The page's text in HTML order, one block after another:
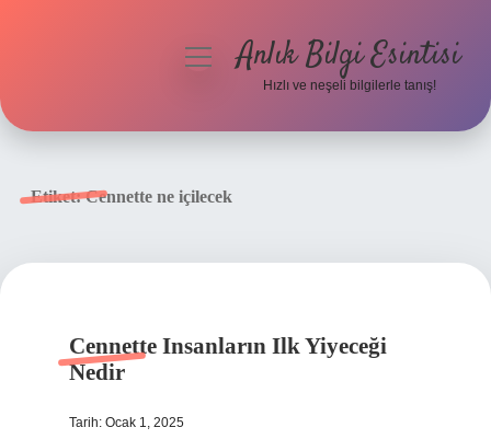
menüyüAnlık Bilgi Esintisi
Hızlı ve neşeli bilgilerle tanış!
Etiket:Cennette ne içilecek
Cennette Insanların Ilk Yiyeceği
Nedir
Tarih: Ocak 1, 2025